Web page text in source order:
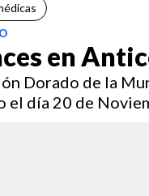
en
Dorado de la
el día 20 de